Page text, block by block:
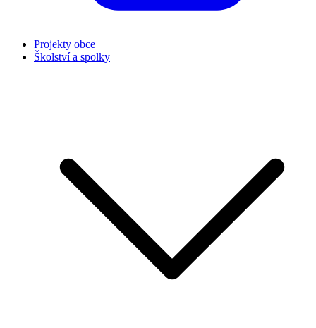
Projekty obce
Školství a spolky